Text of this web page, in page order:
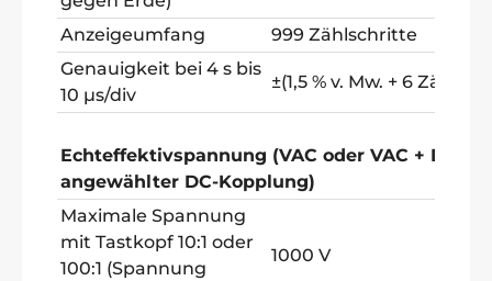
Anzeigeumfang
999 Zählschritte
Genauigkeit bei 4 s bis
10 µs/div
±(1,5 % v. Mw. + 6
Echteffektivspannung (VAC oder VAC + DC)
angewählter DC-Kopplung)
Maximale Spannung
mit Tastkopf 10:1 oder
100:1 (Spannung
1000 V